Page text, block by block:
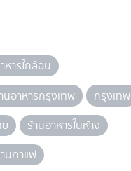
หารใกล้ฉัน
นอาหารกรุงเทพ
กรุงเทพ
ร้านอาหารในห้าง
นกาแฟ